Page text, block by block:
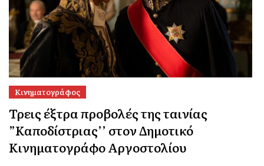
Κινηματογράφος
Τρεις έξτρα προβολές της ταινίας
”Καποδίστριας’’ στον Δημοτικό
Κινηματογράφο Αργοστολίου